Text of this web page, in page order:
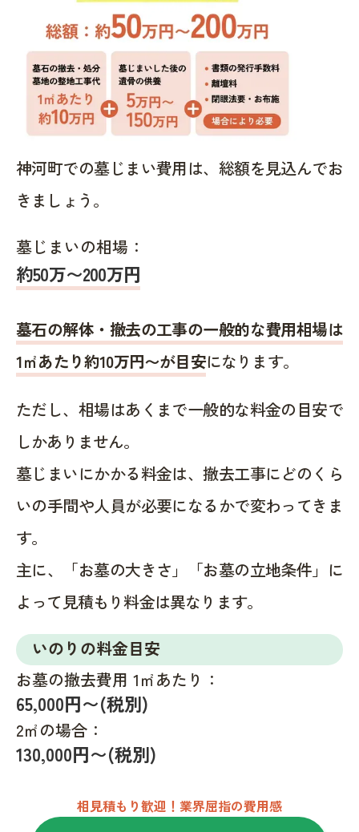
神河町での墓じまい費用は、総額を見込んでお
きましょう。
墓じまいの相場：
約50万〜200万円
墓石の解体・撤去の工事の一般的な費用相場は
1㎡あたり約10万円〜が目安になります。
ただし、相場はあくまで一般的な料金の目安で
しかありません。
墓じまいにかかる料金は、撤去工事にどのくら
いの手間や人員が必要になるかで変わってきま
す。
主に、「お墓の大きさ」「お墓の立地条件」に
よって見積もり料金は異なります。
いのりの料金目安
お墓の撤去費用 1㎡あたり：
65,000円〜(税別)
2㎡の場合：
130,000円〜(税別)
相見積もり歓迎！業界屈指の費用感